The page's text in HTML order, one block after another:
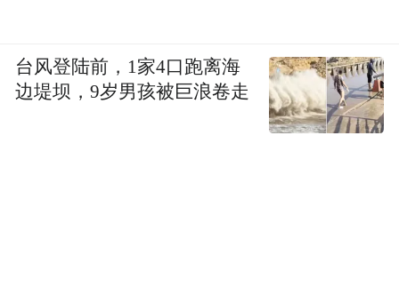
台风登陆前，1家4口跑离海
边堤坝，9岁男孩被巨浪卷走